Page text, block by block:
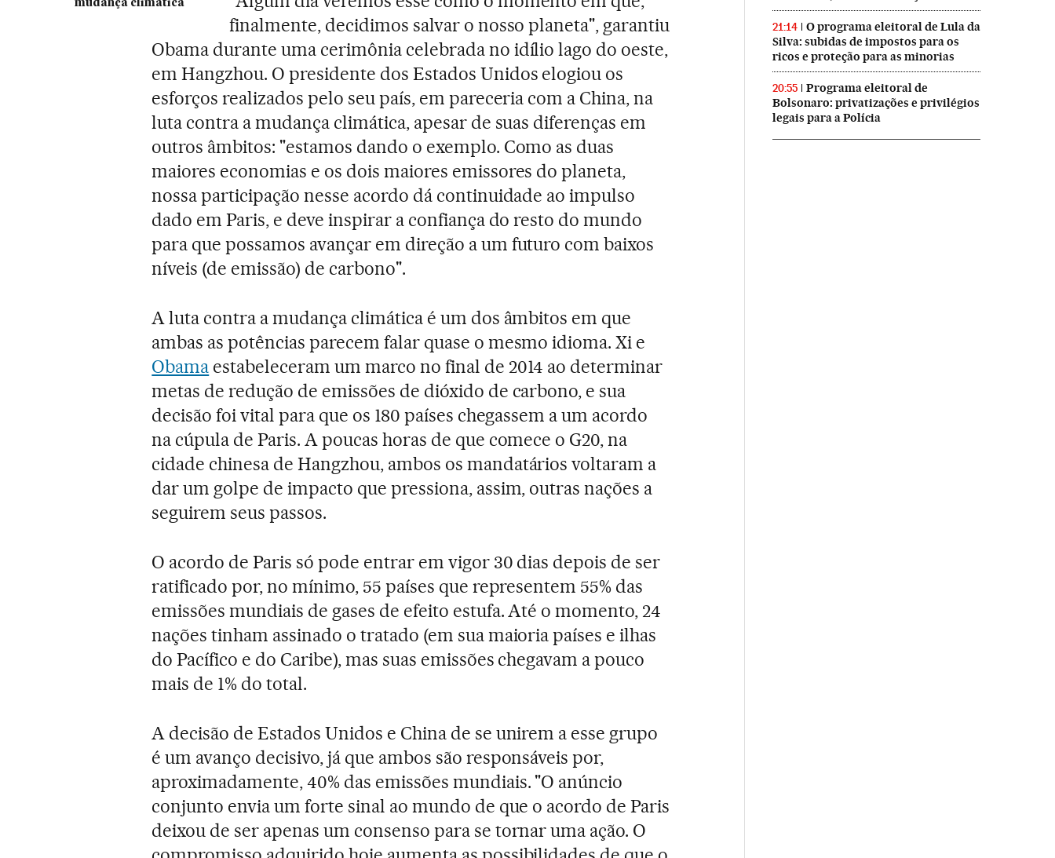
mudança climática
finalmente, decidimos salvar o nosso planeta", garantiu
Obama durante uma cerimônia celebrada no idílio lago do oeste,
em Hangzhou. O presidente dos Estados Unidos elogiou os
esforços realizados pelo seu país, em pareceria com a China, na
luta contra a mudança climática, apesar de suas diferenças em
outros âmbitos: "estamos dando o exemplo. Como as duas
maiores economias e os dois maiores emissores do planeta,
nossa participação nesse acordo dá continuidade ao impulso
dado em Paris, e deve inspirar a confiança do resto do mundo
para que possamos avançar em direção a um futuro com baixos
níveis (de emissão) de carbono".
A luta contra a mudança climática é um dos âmbitos em que
ambas as potências parecem falar quase o mesmo idioma. Xi e
Obama estabeleceram um marco no final de 2014 ao determinar
metas de redução de emissões de dióxido de carbono, e sua
decisão foi vital para que os 180 países chegassem a um acordo
na cúpula de Paris. A poucas horas de que comece o G20, na
cidade chinesa de Hangzhou, ambos os mandatários voltaram a
dar um golpe de impacto que pressiona, assim, outras nações a
seguirem seus passos.
O acordo de Paris só pode entrar em vigor 30 dias depois de ser
ratificado por, no mínimo, 55 países que representem 55% das
emissões mundiais de gases de efeito estufa. Até o momento, 24
nações tinham assinado o tratado (em sua maioria países e ilhas
do Pacífico e do Caribe), mas suas emissões chegavam a pouco
mais de 1% do total.
A decisão de Estados Unidos e China de se unirem a esse grupo
é um avanço decisivo, já que ambos são responsáveis por,
aproximadamente, 40% das emissões mundiais. "O anúncio
conjunto envia um forte sinal ao mundo de que o acordo de Paris
deixou de ser apenas um consenso para se tornar uma ação. O
21:14
O programa eleitoral de Lula da
Silva: subidas de impostos para os
ricos e proteção para as minorias
20:55
Programa eleitoral de
Bolsonaro: privatizações e privilégios
legais para a Polícia